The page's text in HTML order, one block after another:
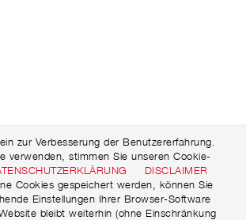
zur Verbesserung der Benutzererfahrung.
verwenden, stimmen Sie unseren Cookie-
DISCLAIMER
Cookies gespeichert werden, können Sie
Einstellungen Ihrer Browser-Software
bleibt weiterhin (ohne Einschränkung